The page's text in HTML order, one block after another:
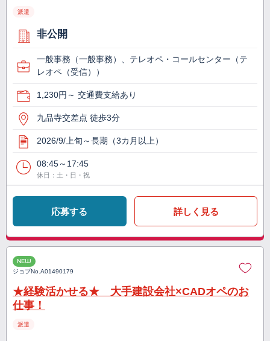
派遣
非公開
一般事務（一般事務）、テレオペ・コールセンター（テ
レオペ（受信））
1,230円～ 交通費支給あり
九品寺交差点 徒歩3分
2026/9/上旬～長期（3カ月以上）
08:45～17:45
休日：土・日・祝
応募する 詳しく見る
NEW
ジョブNo.A01490179
★経験活かせる★ 大手建設会社×CADオペのお
仕事！
派遣